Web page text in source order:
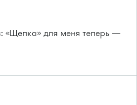
«Щепка» для меня теперь —